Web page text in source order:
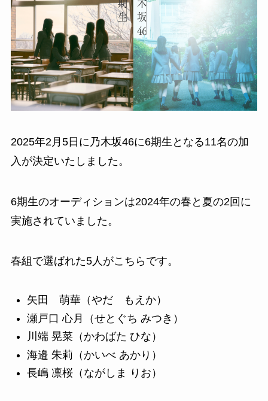
2025年2月5日に乃木坂46に6期生となる11名の加
入が決定いたしました。
6期生のオーディションは2024年の春と夏の2回に
実施されていました。
春組で選ばれた5人がこちらです。
矢田 萌華（やだ もえか）
瀬戸口 心月（せとぐち みつき）
川端 晃菜（かわばた ひな）
海邉 朱莉（かいべ あかり）
長嶋 凛桜（ながしま りお）